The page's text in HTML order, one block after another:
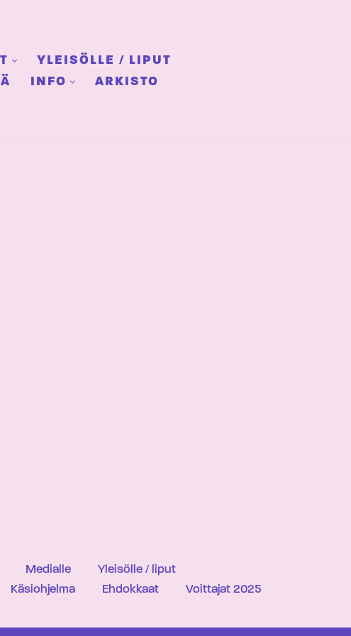
YLEISÖLLE / LIPUT
INFO ARKISTO
Medialle
Yleisölle / liput
Käsiohjelma Ehdokkaat
Voittajat 2025